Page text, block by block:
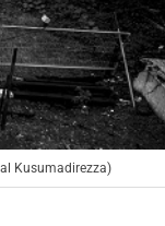
Kusumadirezza)